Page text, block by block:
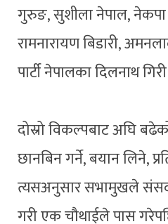
गुरुङ, सुशीला नेपाल, नेकपा
रामनारायण बिडारी, अमनलाल
पार्टी नेपालका दिलनाथ
दोस्रो विकल्पबाट अघि
छानबिन गर्ने, बयान लिने,
त्यसअनुसार सभामुखले
गरी एक चौथाईले पास